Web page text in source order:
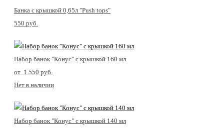
Банка с крышкой 0,65л "Push tops"
550 pуб.
Набор банок "Конус" с крышкой 160 мл
от 1 550 pуб.
Нет в наличии
Набор банок "Конус" с крышкой 140 мл